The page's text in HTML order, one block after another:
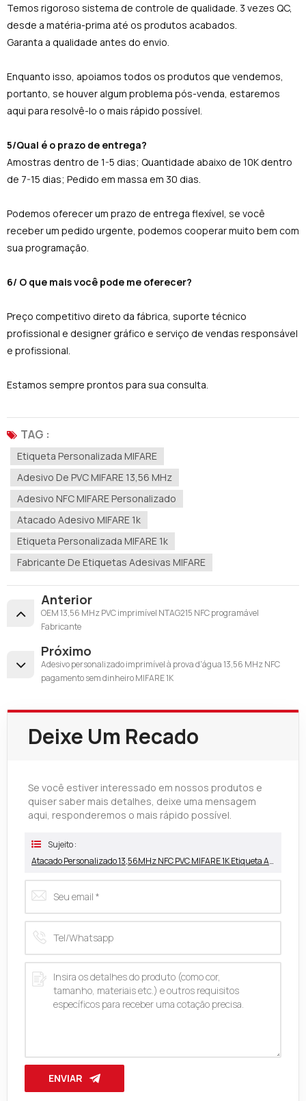
Temos rigoroso sistema de controle de qualidade. 3 vezes QC,
desde a matéria-prima até os produtos acabados.
Garanta a qualidade antes do envio.
Enquanto isso, apoiamos todos os produtos que vendemos,
portanto, se houver algum problema pós-venda, estaremos
aqui para resolvê-lo o mais rápido possível.
5/Qual é o prazo de entrega?
Amostras dentro de 1-5 dias; Quantidade abaixo de 10K dentro
de 7-15 dias; Pedido em massa em 30 dias.
Podemos oferecer um prazo de entrega flexível, se você
receber um pedido urgente, podemos cooperar muito bem com
sua programação.
6/ O que mais você pode me oferecer?
Preço competitivo direto da fábrica, suporte técnico
profissional e designer gráfico e serviço de vendas responsável
e profissional.
Estamos sempre prontos para sua consulta.
TAG :
Etiqueta Personalizada MIFARE
Adesivo De PVC MIFARE 13,56 MHz
Adesivo NFC MIFARE Personalizado
Atacado Adesivo MIFARE 1k
Etiqueta Personalizada MIFARE 1k
Fabricante De Etiquetas Adesivas MIFARE
Anterior
OEM 13,56 MHz PVC imprimível NTAG215 NFC programável
Fabricante
Próximo
Adesivo personalizado imprimível à prova d'água 13,56 MHz NFC
pagamento sem dinheiro MIFARE 1K
Deixe Um Recado
Se você estiver interessado em nossos produtos e
quiser saber mais detalhes, deixe uma mensagem
aqui, responderemos o mais rápido possível.
Sujeito :
Atacado Personalizado 13,56MHz NFC PVC MIFARE 1K Etiqueta Adesiva Fabricante
ENVIAR